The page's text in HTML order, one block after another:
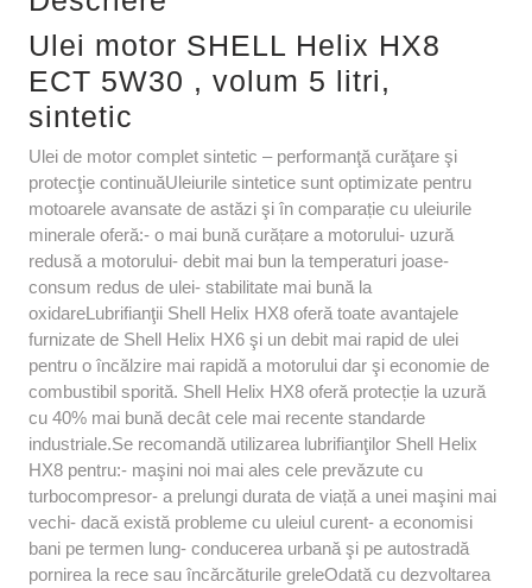
Ulei motor SHELL Helix HX8
ECT 5W30 , volum 5 litri,
sintetic
Ulei de motor complet sintetic – performanţă curăţare şi
protecţie continuăUleiurile sintetice sunt optimizate pentru
motoarele avansate de astăzi şi în comparație cu uleiurile
minerale oferă:- o mai bună curățare a motorului- uzură
redusă a motorului- debit mai bun la temperaturi joase-
consum redus de ulei- stabilitate mai bună la
oxidareLubrifianţii Shell Helix HX8 oferă toate avantajele
furnizate de Shell Helix HX6 şi un debit mai rapid de ulei
pentru o încălzire mai rapidă a motorului dar şi economie de
combustibil sporită. Shell Helix HX8 oferă protecție la uzură
cu 40% mai bună decât cele mai recente standarde
industriale.Se recomandă utilizarea lubrifianţilor Shell Helix
HX8 pentru:- maşini noi mai ales cele prevăzute cu
turbocompresor- a prelungi durata de viață a unei maşini mai
vechi- dacă există probleme cu uleiul curent- a economisi
bani pe termen lung- conducerea urbană şi pe autostradă
pornirea la rece sau încărcăturile greleOdată cu dezvoltarea